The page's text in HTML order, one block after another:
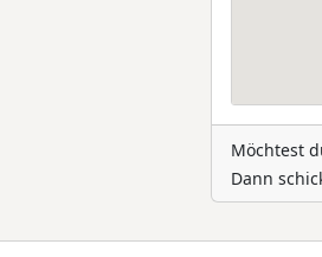
Möchtest
Dann